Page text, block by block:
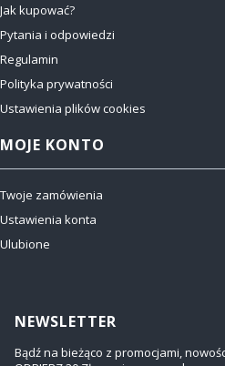
Jak kupować?
Pytania i odpowiedzi
Regulamin
Polityka prywatności
Ustawienia plików cookies
MOJE KONTO
Twoje zamówienia
Ustawienia konta
Ulubione
NEWSLETTER
Bądź na bieżąco z promocjami,